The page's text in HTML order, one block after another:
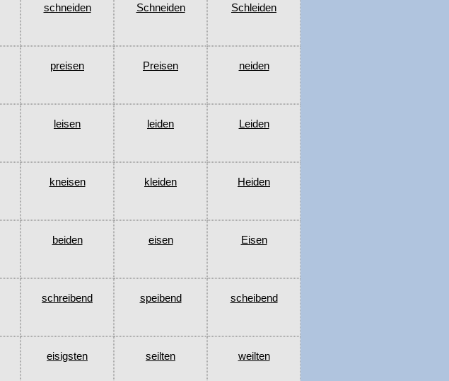
schneiden Schneiden Schleiden
preisen Preisen neiden
leisen leiden Leiden
kneisen kleiden Heiden
beiden eisen Eisen
schreibend speibend scheibend
eisigsten seilten weilten